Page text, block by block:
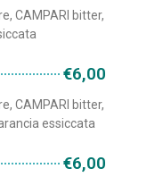
CAMPARI bitter,
€6,00
CAMPARI bitter,
essiccata
€6,00